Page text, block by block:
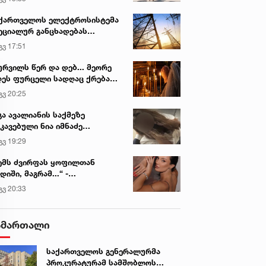
ელექტროსისტემა
განცხადებას
17:51
წერ და დებ... მეორე
ფურცელი სადღაც ქრება
სურვილი სრულდება...“ -
ტაძარი შიდა
20:25
ავალიანის საქმეზე
ნია იმნაძე
გადაჰყავთ
19:29
ძვირფას ყოფილთან
მაგრამ...“ -
პაიჭაძის
აღიარება
20:33
საქართველოს გენერალურმა
პროკურატურამ სამშობლოს